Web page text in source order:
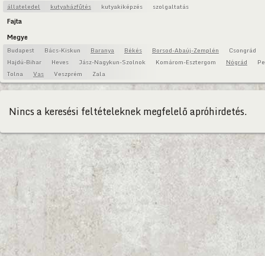
állateledel kutyaházfűtés kutyakiképzés szolgaltatás
Fajta
Megye
Budapest Bács-Kiskun Baranya Békés Borsod-Abaúj-Zemplén
Csongrád
Hajdú-Bihar
Heves Jász-Nagykun-Szolnok Komárom-Esztergom Nógrád
Tolna
Vas Veszprém Zala
Nincs a keresési feltételeknek megfelelő apróhirdetés.